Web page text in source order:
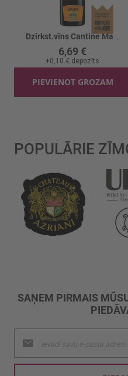
6,69 €
+0,10 € depozīts
PIEVIENOT GROZAM
POPULĀRIE
SAŅEM PIRMAIS
jaunumu
saņemšanai: